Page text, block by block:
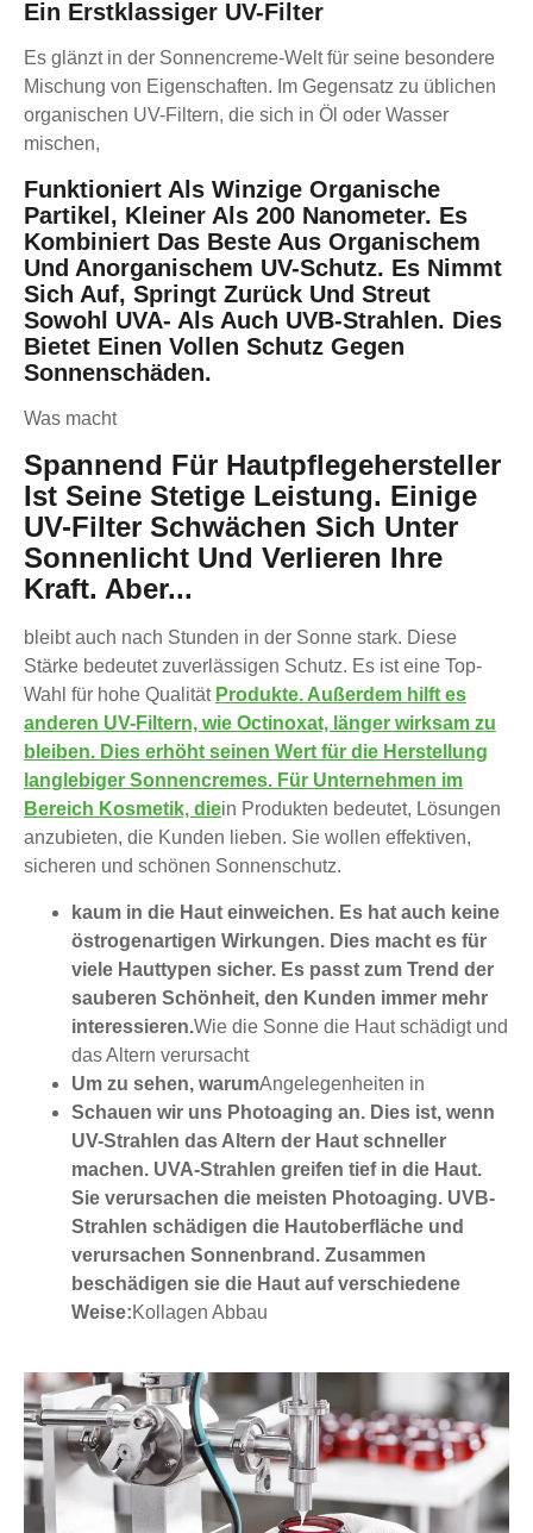
Ein Erstklassiger UV-Filter
Es glänzt in der Sonnencreme-Welt für seine besondere
Mischung von Eigenschaften. Im Gegensatz zu üblichen
organischen UV-Filtern, die sich in Öl oder Wasser
mischen,
Funktioniert Als Winzige Organische
Partikel, Kleiner Als 200 Nanometer. Es
Kombiniert Das Beste Aus Organischem
Und Anorganischem UV-Schutz. Es Nimmt
Sich Auf, Springt Zurück Und Streut
Sowohl UVA- Als Auch UVB-Strahlen. Dies
Bietet Einen Vollen Schutz Gegen
Sonnenschäden.
Was macht
Spannend Für Hautpflegehersteller
Ist Seine Stetige Leistung. Einige
UV-Filter Schwächen Sich Unter
Sonnenlicht Und Verlieren Ihre
Kraft. Aber...
bleibt auch nach Stunden in der Sonne stark. Diese
Stärke bedeutet zuverlässigen Schutz. Es ist eine Top-
Wahl für hohe Qualität Produkte. Außerdem hilft es
anderen UV-Filtern, wie Octinoxat, länger wirksam zu
bleiben. Dies erhöht seinen Wert für die Herstellung
langlebiger Sonnencremes. Für Unternehmen im
Bereich Kosmetik, diein Produkten bedeutet, Lösungen
anzubieten, die Kunden lieben. Sie wollen effektiven,
sicheren und schönen Sonnenschutz.
kaum in die Haut einweichen. Es hat auch keine
östrogenartigen Wirkungen. Dies macht es für
viele Hauttypen sicher. Es passt zum Trend der
sauberen Schönheit, den Kunden immer mehr
interessieren.Wie die Sonne die Haut schädigt und
das Altern verursacht
Um zu sehen, warumAngelegenheiten in
Schauen wir uns Photoaging an. Dies ist, wenn
UV-Strahlen das Altern der Haut schneller
machen. UVA-Strahlen greifen tief in die Haut.
Sie verursachen die meisten Photoaging. UVB-
Strahlen schädigen die Hautoberfläche und
verursachen Sonnenbrand. Zusammen
beschädigen sie die Haut auf verschiedene
Weise:Kollagen Abbau